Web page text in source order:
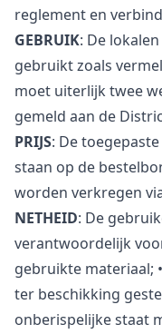
reglement en
GEBRUIK: De
gebruikt zoals
moet uiterlijk twee
gemeld aan de
PRIJS: De
staan op de
worden verkregen
NETHEID: De
verantwoordelijk
gebruikte materiaal;
ter beschikking
onberispelijke staat